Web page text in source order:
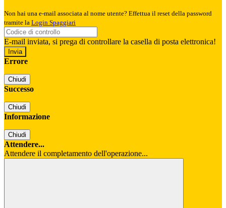
Non hai una e-mail associata al nome utente? Effettua il reset della password
tramite la Login Spaggiari
E-mail inviata, si prega di controllare la casella di posta elettronica!
Errore
Chiudi
Successo
Chiudi
Informazione
Chiudi
Attendere...
Attendere il completamento dell'operazione...